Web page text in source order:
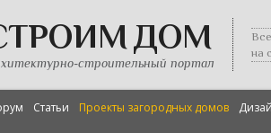
ДОМ
строительный портал
на
Статьи Проекты загородных домов